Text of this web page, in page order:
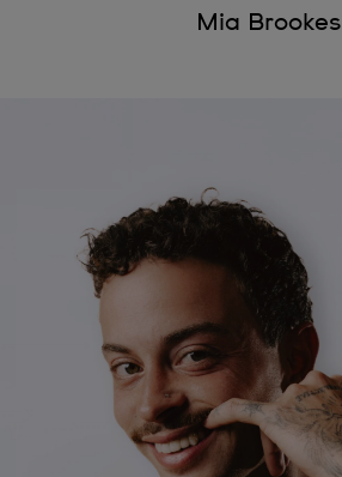
Mia Brookes